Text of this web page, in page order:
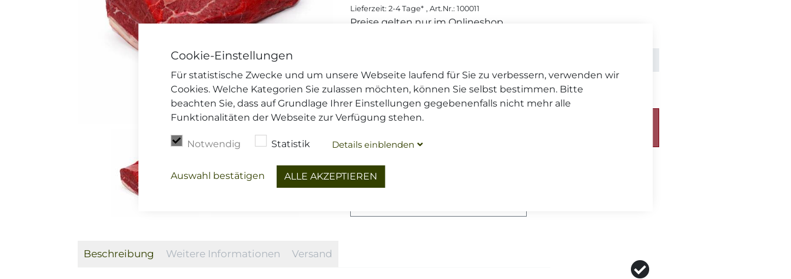
Cookie-Einstellungen
Für statistische Zwecke und um unsere Webseite laufend für Sie zu verbessern, verwenden wir
Cookies. Welche Kategorien Sie zulassen möchten, können Sie selbst bestimmen. Bitte
beachten Sie, dass auf Grundlage Ihrer Einstellungen gegebenenfalls nicht mehr alle
Funktionalitäten der Webseite zur Verfügung stehen.
Notwendig Statistik Detailseinblenden
Auswahl bestätigen ALLE AKZEPTIEREN
Lieferzeit: 2-4 Tage* , Art.Nr.: 100011
Preise gelten nur im Onlineshop
Menge
Dieser Artikel wird gekühlt verschickt. Bitte beachten Sie
Beschreibung Weitere Informationen Versand